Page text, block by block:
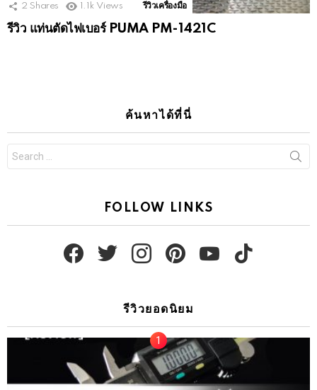
2 Shares 1.1k Views รีวิวเครื่องมือ
รีวิว แท่นตัดไฟเบอร์ PUMA PM-1421C
ค้นหาได้ที่นี่
for:
FOLLOW LINKS
รีวิวยอดนิยม